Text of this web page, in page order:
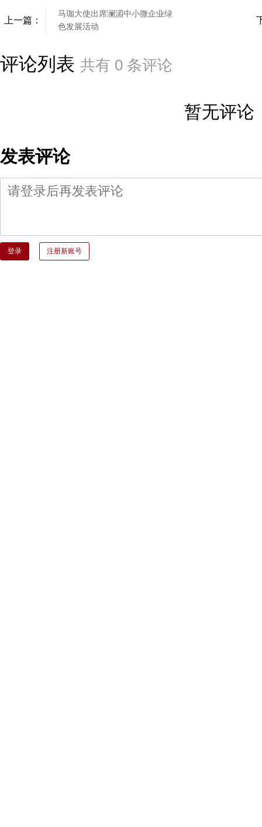
上一篇：
马珈大使出席澜湄中小微企业绿
色发展活动
评论列表 共有 0 条评论
暂无评论
发表评论
登录 注册新账号